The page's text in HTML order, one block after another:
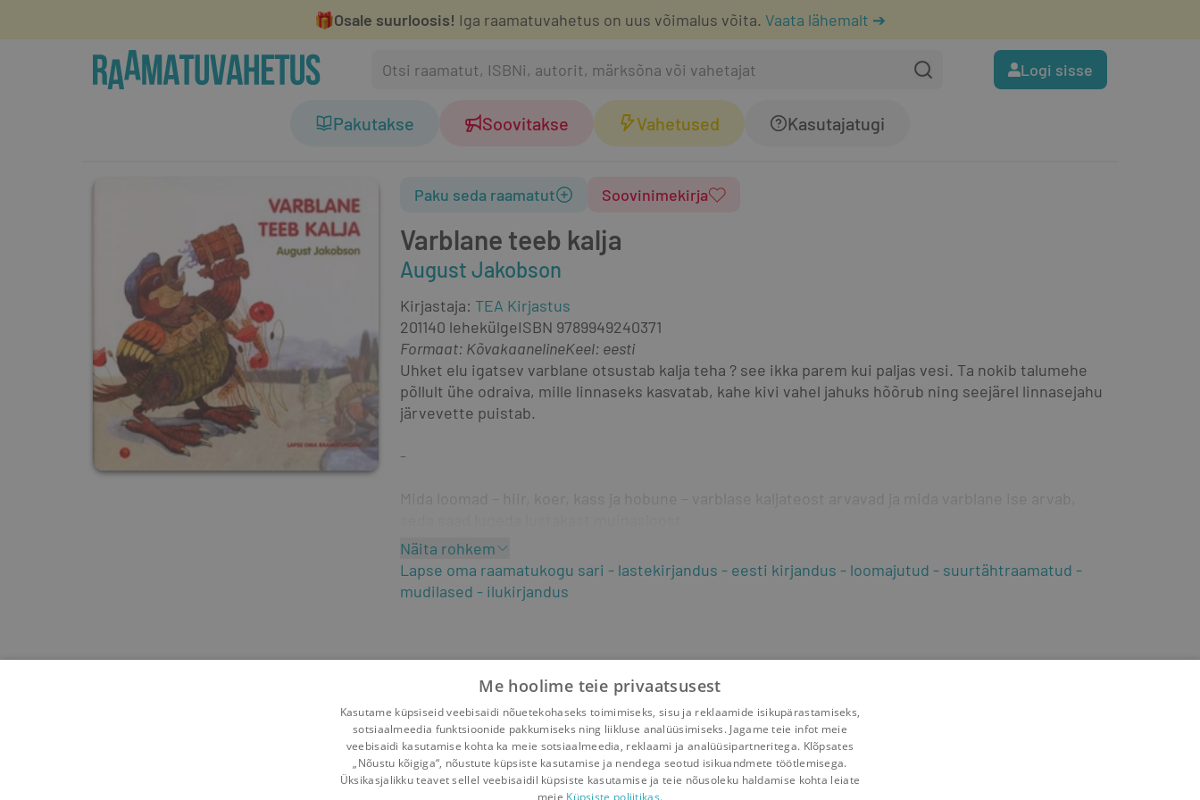
🎁Osale suurloosis! Iga raamatuvahetus on uus võimalus võita. Vaata lähemalt ➔
Logi sisse
Pakutakse Soovitakse Vahetused Kasutajatugi
Varblane teeb kalja
August Jakobson
Paku seda raamatut Soovinimekirja
Kirjastaja: TEA Kirjastus
201140 lehekülgeISBN 9789949240371
Formaat: KõvakaanelineKeel: eesti
Uhket elu igatsev varblane otsustab kalja teha ? see ikka parem kui paljas vesi. Ta nokib talumehe
põllult ühe odraiva, mille linnaseks kasvatab, kahe kivi vahel jahuks hõõrub ning seejärel linnasejahu
järvevette puistab.
-
Mida loomad – hiir, koer, kass ja hobune – varblase kaljateost arvavad ja mida varblane ise arvab,
Näita rohkem
Lapse oma raamatukogu sari
lastekirjandus eesti kirjandus loomajutud
suurtähtraamatud
mudilased
ilukirjandus
Me hoolime teie privaatsusest
Kasutame küpsiseid veebisaidi nõuetekohaseks toimimiseks, sisu ja reklaamide isikupärastamiseks,
sotsiaalmeedia funktsioonide pakkumiseks ning liikluse analüüsimiseks. Jagame teie infot meie
veebisaidi kasutamise kohta ka meie sotsiaalmeedia, reklaami ja analüüsipartneritega. Klõpsates
„Nõustu kõigiga“, nõustute küpsiste kasutamise ja nendega seotud isikuandmete töötlemisega.
Üksikasjalikku teavet sellel veebisaidil küpsiste kasutamise ja teie nõusoleku haldamise kohta leiate
meie Küpsiste poliitikas.